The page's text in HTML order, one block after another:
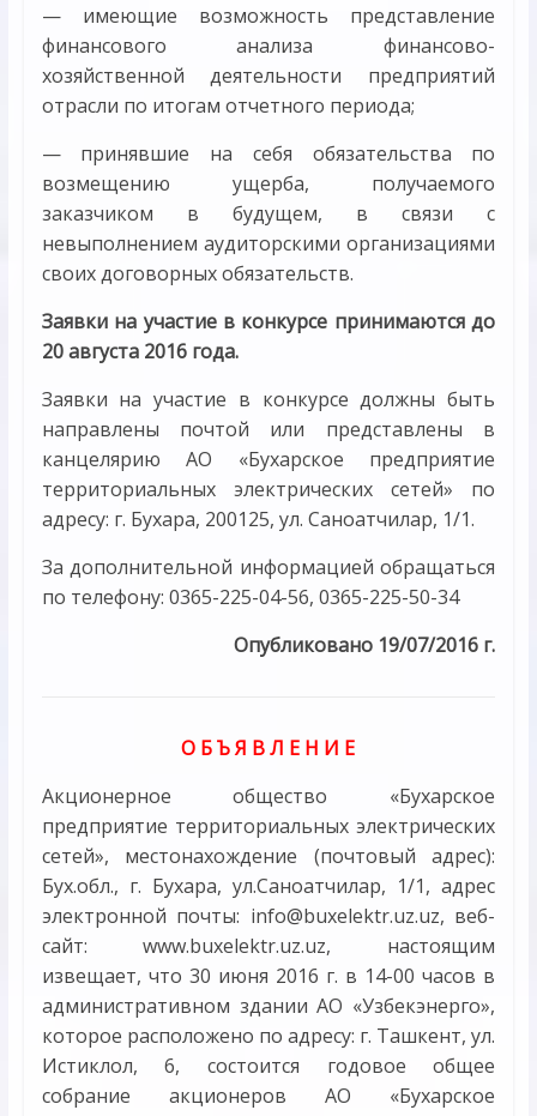
— имеющие возможность представление
финансового анализа финансово-
хозяйственной деятельности предприятий
отрасли по итогам отчетного периода;
— принявшие на себя обязательства по
возмещению ущерба, получаемого
заказчиком в будущем, в связи с
невыполнением аудиторскими организациями
своих договорных обязательств.
Заявки на участие в конкурсе принимаются до
20 августа 2016 года.
Заявки на участие в конкурсе должны быть
направлены почтой или представлены в
канцелярию АО «Бухарское предприятие
территориальных электрических сетей» по
адресу: г. Бухара, 200125, ул. Саноатчилар, 1/1.
За дополнительной информацией обращаться
по телефону: 0365-225-04-56, 0365-225-50-34
Опубликовано 19/07/2016 г.
О Б Ъ Я В Л Е Н И Е
Акционерное общество «Бухарское
предприятие территориальных электрических
сетей», местонахождение (почтовый адрес):
Бух.обл., г. Бухара, ул.Саноатчилар, 1/1, адрес
электронной почты: info@buxelektr.uz.uz, веб-
сайт: www.buxelektr.uz.uz, настоящим
извещает, что 30 июня 2016 г. в 14-00 часов в
административном здании АО «Узбекэнерго»,
которое расположено по адресу: г. Ташкент, ул.
Истиклол, 6, состоится годовое общее
собрание акционеров АО «Бухарское